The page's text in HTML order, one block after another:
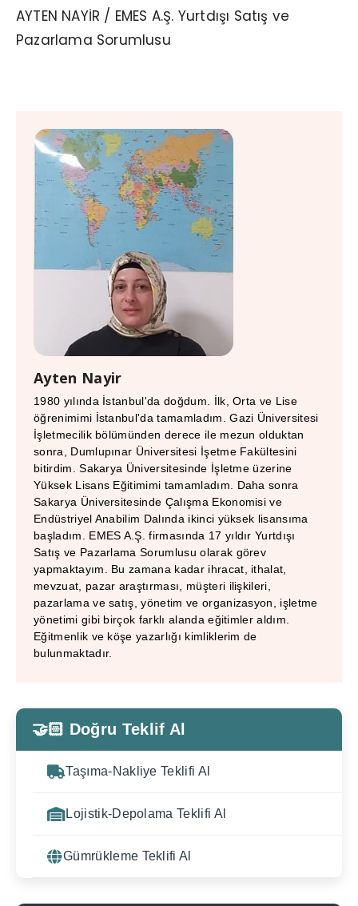
AYTEN NAYİR / EMES A.Ş. Yurtdışı Satış ve
Pazarlama Sorumlusu
Ayten Nayir
1980 yılında İstanbul'da doğdum. İlk, Orta ve Lise
öğrenimimi İstanbul'da tamamladım. Gazi Üniversitesi
İşletmecilik bölümünden derece ile mezun olduktan
sonra, Dumlupınar Üniversitesi İşetme Fakültesini
bitirdim. Sakarya Üniversitesinde İşletme üzerine
Yüksek Lisans Eğitimimi tamamladım. Daha sonra
Sakarya Üniversitesinde Çalışma Ekonomisi ve
Endüstriyel Anabilim Dalında ikinci yüksek lisansıma
başladım. EMES A.Ş. firmasında 17 yıldır Yurtdışı
Satış ve Pazarlama Sorumlusu olarak görev
yapmaktayım. Bu zamana kadar ihracat, ithalat,
mevzuat, pazar araştırması, müşteri ilişkileri,
pazarlama ve satış, yönetim ve organizasyon, işletme
yönetimi gibi birçok farklı alanda eğitimler aldım.
Eğitmenlik ve köşe yazarlığı kimliklerim de
bulunmaktadır.
🤝🏻 Doğru Teklif Al
Taşıma-Nakliye Teklifi Al
Lojistik-Depolama Teklifi Al
Gümrükleme Teklifi Al